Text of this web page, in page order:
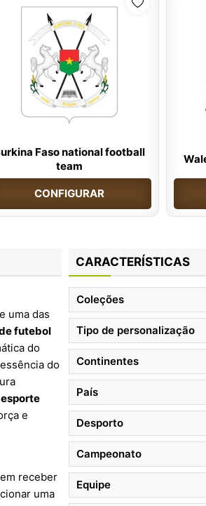
Faso national football
team
CONFIGURAR
uma das
futebol
do
do
e
receber
uma
CARACTERÍSTICAS
Coleções
Tipo de personalização
Continentes
País
Desporto
Campeonato
Equipe